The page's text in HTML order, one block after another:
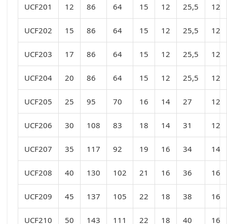
UCF201 12 86 64 15 12 25,5 12
UCF202 15 86 64 15 12 25,5 12
UCF203 17 86 64 15 12 25,5 12
UCF204 20 86 64 15 12 25,5 12
UCF205 25 95 70 16 14 27 12
UCF206 30 108 83 18 14 31 12
UCF207 35 117 92 19 16 34 14
UCF208 40 130 102 21 16 36 16
UCF209 45 137 105 22 18 38 16
UCF210 50 143 111 22 18 40 16